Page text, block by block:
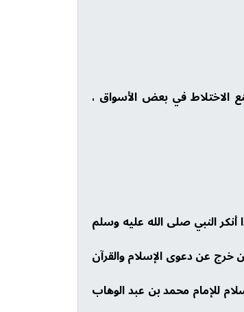
في بعض الأسواق ،
النبي صلى الله عليه وسلم
خرج عن دعوى الإسلام والقرآن
: بل لما اختصم ) انظر الفتاوى 28/228 ، وانظر فضل الإسلام للإمام محمد بن عبد الوهاب